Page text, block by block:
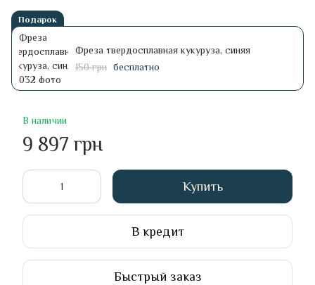
Подарок
Фреза твердосплавная кукуруза, синяя
150 грн бесплатно
В наличии
9 897 грн
Купить
В кредит
Быстрый заказ